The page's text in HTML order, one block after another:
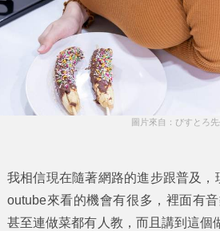
圖片來自：びすとろ先
我相信現在隨著網路的進步跟普及
outube來看的機會有很多，裡面有
甚至連做菜都有人教，而且講到這個